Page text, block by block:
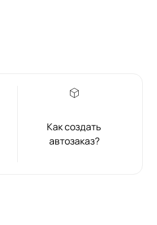
Как создать
автозаказ?